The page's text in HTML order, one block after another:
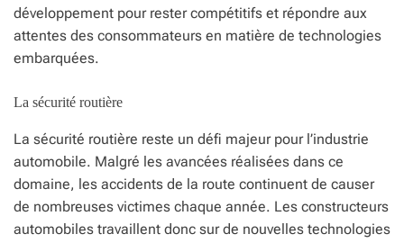
développement pour rester compétitifs et répondre aux
attentes des consommateurs en matière de technologies
embarquées.
La sécurité routière
La sécurité routière reste un défi majeur pour l’industrie
automobile. Malgré les avancées réalisées dans ce
domaine, les accidents de la route continuent de causer
de nombreuses victimes chaque année. Les constructeurs
automobiles travaillent donc sur de nouvelles technologies